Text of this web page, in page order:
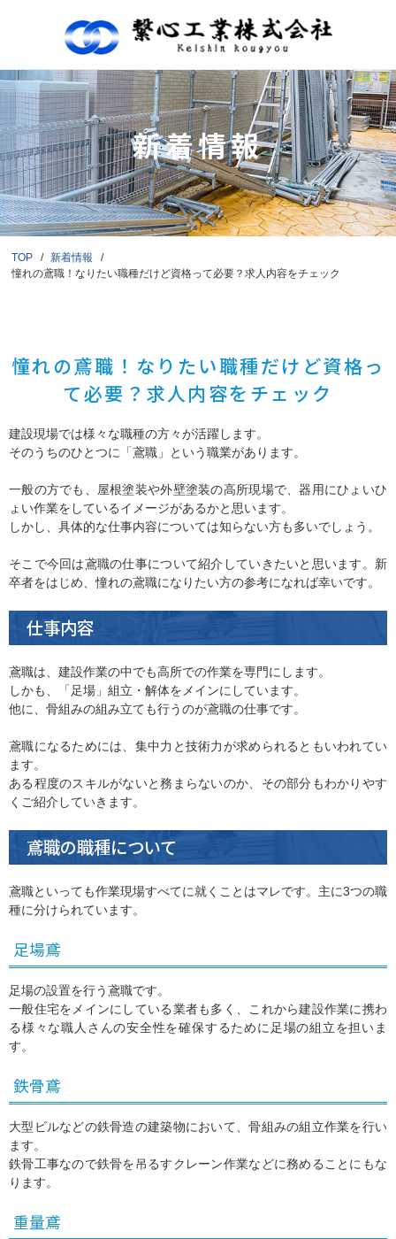
新着情報
TOP
新着情報
憧れの鳶職！なりたい職種だけど資格って必要？求人内容をチェック
憧れの鳶職！なりたい職種だけど資格っ
て必要？求人内容をチェック
建設現場では様々な職種の方々が活躍します。
そのうちのひとつに「鳶職」という職業があります。
一般の方でも、屋根塗装や外壁塗装の高所現場で、器用にひょいひ
ょい作業をしているイメージがあるかと思います。
しかし、具体的な仕事内容については知らない方も多いでしょう。
そこで今回は鳶職の仕事について紹介していきたいと思います。新
卒者をはじめ、憧れの鳶職になりたい方の参考になれば幸いです。
仕事内容
鳶職は、建設作業の中でも高所での作業を専門にします。
しかも、「足場」組立・解体をメインにしています。
他に、骨組みの組み立ても行うのが鳶職の仕事です。
鳶職になるためには、集中力と技術力が求められるともいわれてい
ます。
ある程度のスキルがないと務まらないのか、その部分もわかりやす
くご紹介していきます。
鳶職の職種について
鳶職といっても作業現場すべてに就くことはマレです。主に3つの職
種に分けられています。
足場鳶
足場の設置を行う鳶職です。
一般住宅をメインにしている業者も多く、これから建設作業に携わ
る様々な職人さんの安全性を確保するために足場の組立を担いま
す。
鉄骨鳶
大型ビルなどの鉄骨造の建築物において、骨組みの組立作業を行い
ます。
鉄骨工事なので鉄骨を吊るすクレーン作業などに務めることにもな
ります。
重量鳶